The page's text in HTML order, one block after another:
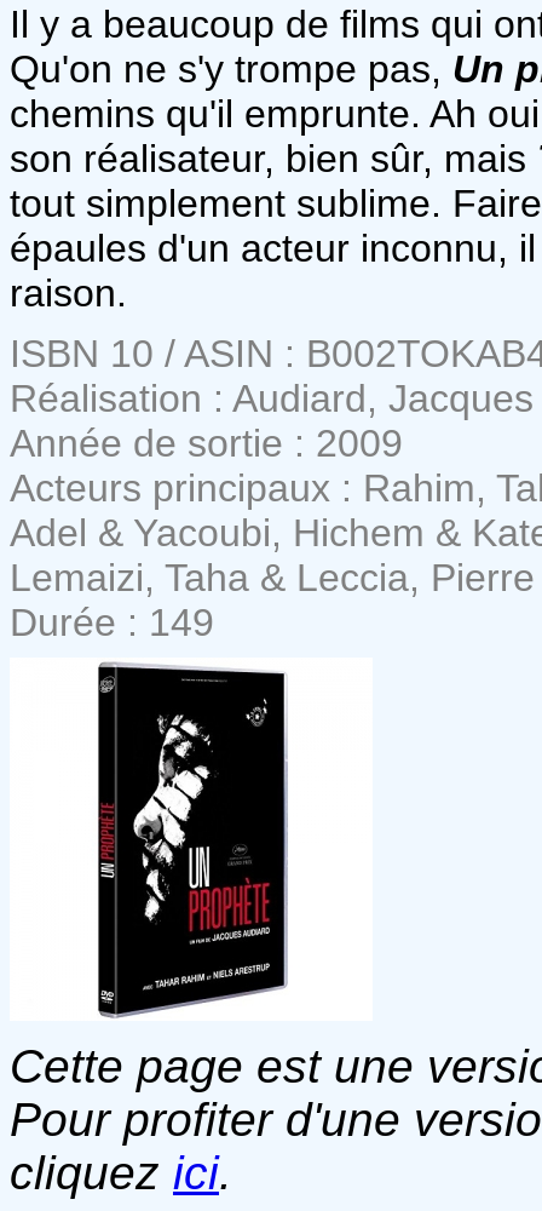
Il y a beaucoup de films qui
Qu'on ne s'y trompe pas, Un
chemins qu'il emprunte. Ah
son réalisateur, bien sûr, mais
tout simplement sublime.
épaules d'un acteur inconnu,
raison.
ISBN 10 / ASIN :
Réalisation : Audiard, Jacques
Année de sortie : 2009
Acteurs principaux : Rahim,
Adel & Yacoubi, Hichem &
Lemaizi, Taha & Leccia, Pierre
Durée : 149
Cette page est une
Pour profiter d'une
cliquez ici.